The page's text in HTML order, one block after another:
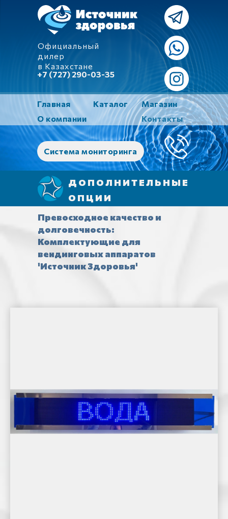
Официальный
дилер
в Казахстане
+7 (727) 290-03-35
Контакты
Главная
О компании
Каталог Магазин
Система мониторинга
ДОПОЛНИТЕЛЬНЫЕ
ОПЦИИ
Превосходное качество и
долговечность:
Комплектующие для
вендинговых аппаратов
'Источник Здоровья'